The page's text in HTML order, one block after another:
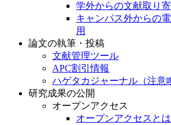
学外からの文献取り
キャンパス外からの
用
論文の執筆・投稿
文献管理ツール
APC割引情報
ハゲタカジャーナル（注意
研究成果の公開
オープンアクセス
オープンアクセスとは